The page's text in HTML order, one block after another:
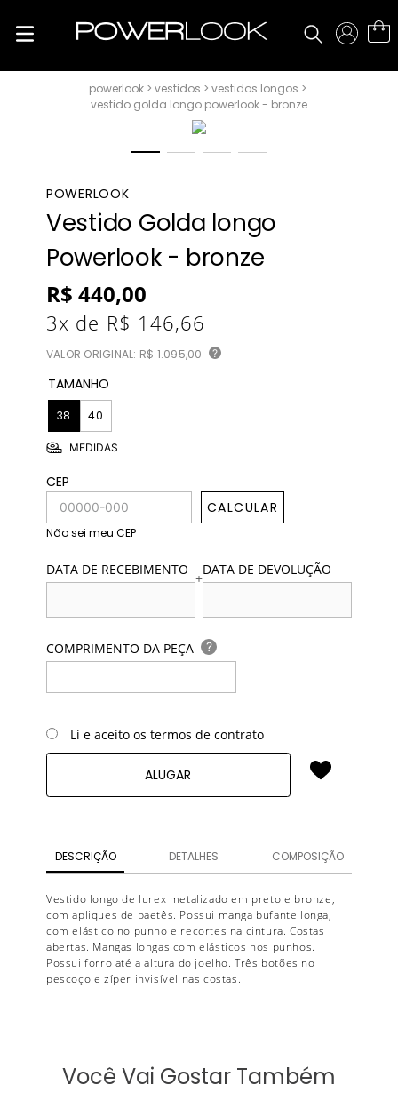
vestidos
vestidos longos
vestido golda longo powerlook - bronze
POWERLOOK
Vestido Golda longo
Powerlook - bronze
R$ 440,00
3x de R$ 146,66
VALOR ORIGINAL: R$ 1.095,00 ?
TAMANHO
38 40
MEDIDAS
CEP
CALCULAR
Não sei meu CEP
DATA DE RECEBIMENTO +DATA DE DEVOLUÇÃO
COMPRIMENTO DA PEÇA ?
Li e aceito os termos de contrato
ALUGAR
DESCRIÇÃO DETALHES COMPOSIÇÃO
Vestido longo de lurex metalizado em preto e bronze,
com apliques de paetês. Possui manga bufante longa,
com elástico no punho e recortes na cintura. Costas
abertas. Mangas longas com elásticos nos punhos.
Possui forro até a altura do joelho. Três botões no
pescoço e zíper invisível nas costas.
Você Vai Gostar Também